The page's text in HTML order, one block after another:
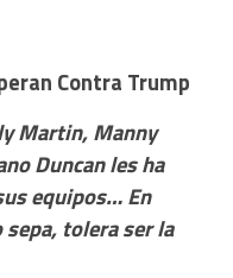
Contra Trump
Martin, Manny
Duncan les ha
equipos… En
tolera ser la